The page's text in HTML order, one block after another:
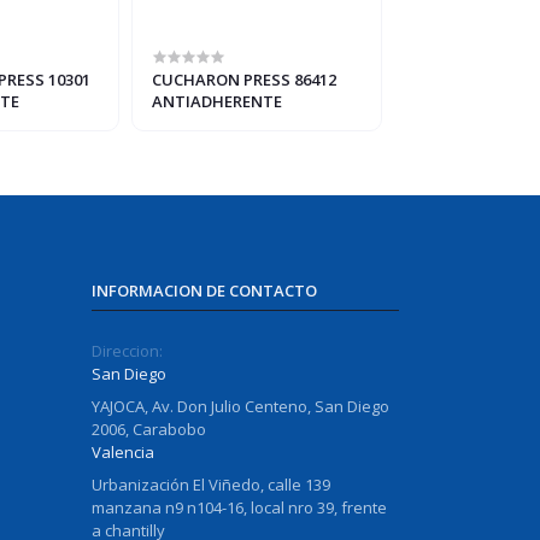
10301
CUCHARON PRESS 86412
ANTIADHERENTE
INFORMACION DE CONTACTO
Direccion:
San Diego
YAJOCA, Av. Don Julio Centeno, San Diego
2006, Carabobo
Valencia
Urbanización El Viñedo, calle 139
manzana n9 n104-16, local nro 39, frente
a chantilly